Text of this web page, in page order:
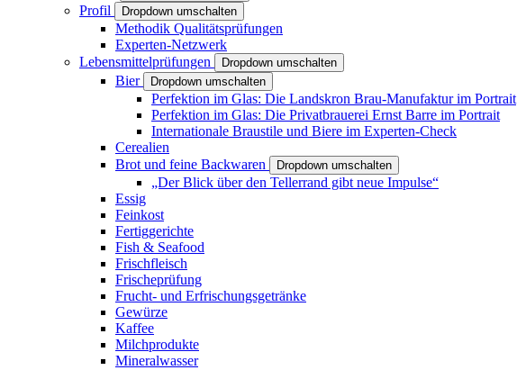
Profil Dropdown umschalten
Methodik Qualitätsprüfungen
Experten-Netzwerk
Lebensmittelprüfungen
Dropdown umschalten
Bier Dropdown umschalten
Perfektion im Glas: Die Landskron Brau-Manufaktur im Portrait
Perfektion im Glas: Die Privatbrauerei Ernst Barre im Portrait
Internationale Braustile und Biere im Experten-Check
Cerealien
Brot und feine Backwaren
Dropdown umschalten
„Der Blick über den Tellerrand gibt neue Impulse“
Essig
Feinkost
Fertiggerichte
Fish & Seafood
Frischfleisch
Frischeprüfung
Frucht- und Erfrischungsgetränke
Gewürze
Kaffee
Milchprodukte
Mineralwasser